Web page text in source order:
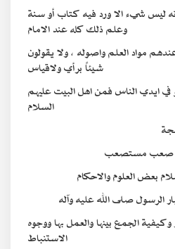
ليس شيء الا ورد فيه كتاب أو سنة
وعلم ذلك كله عند الامام
مواد العلم واصوله ، ولا يقولون
شيئاً برأي ولاقياس
ايدي الناس فمن اهل البيت عليهم
السلام
صعب مستصعب
بعض العلوم والاحكام
الرسول صلى الله عليه وآله
الجمع بينها والعمل بها ووجوه
الاستنباط